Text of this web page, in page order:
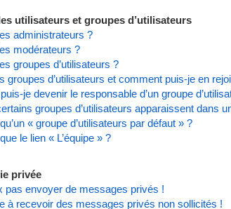
utilisateurs et groupes d’utilisateurs
administrateurs ?
modérateurs ?
groupes d’utilisateurs ?
groupes d’utilisateurs et comment puis-je en
je devenir le responsable d’un groupe
groupes d’utilisateurs apparaissent dans
« groupe d’utilisateurs par défaut » ?
le lien « L’équipe » ?
privée
pas envoyer de messages privés !
à recevoir des messages privés non sollicités !